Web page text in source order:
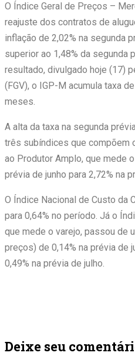
O Índice Geral de Preços –
reajuste dos contratos de
inflação de 2,02% na segunda
superior ao 1,48% da segunda
resultado, divulgado hoje (17)
(FGV), o IGP-M acumula taxa
meses.
A alta da taxa na segunda
três subíndices que compõem
ao Produtor Amplo, que mede
prévia de junho para 2,72% na
O Índice Nacional de Custo da
para 0,64% no período. Já o
que mede o varejo, passou de
preços) de 0,14% na prévia de
0,49% na prévia de julho.
Deixe seu